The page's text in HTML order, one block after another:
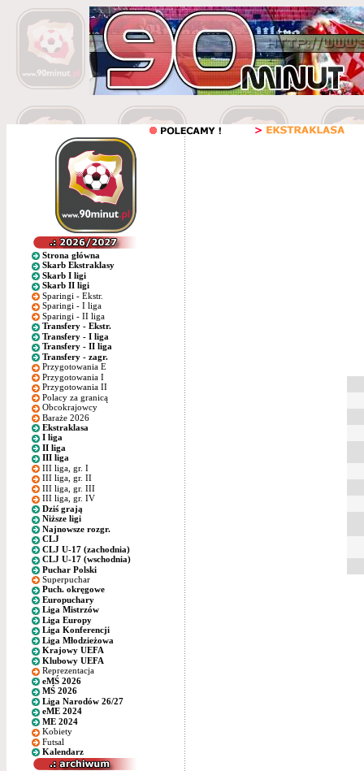
Strona główna
Skarb Ekstraklasy
Skarb I ligi
Skarb II ligi
Sparingi - Ekstr.
Sparingi - I liga
Sparingi - II liga
Transfery - Ekstr.
Transfery - I liga
Transfery - II liga
Transfery - zagr.
Przygotowania E
Przygotowania I
Przygotowania II
Polacy za granicą
Obcokrajowcy
Baraże 2026
Ekstraklasa
I liga
II liga
III liga
III liga, gr. I
III liga, gr. II
III liga, gr. III
III liga, gr. IV
Dziś grają
Niższe ligi
Najnowsze rozgr.
CLJ
CLJ U-17 (zachodnia)
CLJ U-17 (wschodnia)
Puchar Polski
Superpuchar
Puch. okręgowe
Europuchary
Liga Mistrzów
Liga Europy
Liga Konferencji
Liga Młodzieżowa
Krajowy UEFA
Klubowy UEFA
Reprezentacja
eMŚ 2026
MŚ 2026
Liga Narodów 26/27
eME 2024
ME 2024
Kobiety
Futsal
Kalendarz